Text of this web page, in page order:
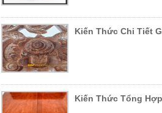
Kiến Thức Chi Tiết
Kiến Thức Tổng